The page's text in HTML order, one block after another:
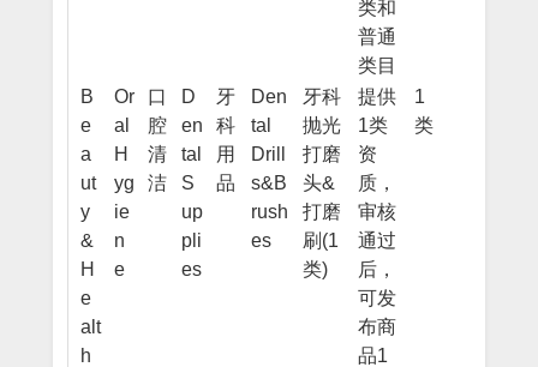
类和
普通
类目
B
e
a
ut
y
&
H
e
alt
h
Or
al
H
yg
ie
n
e
口
腔
清
洁
D
en
tal
S
up
pli
es
牙
科
用
品
Den
tal
Drill
s&B
rush
es
牙科
抛光
打磨
头&
打磨
刷(1
类)
提供
1类
资
质，
审核
通过
后，
可发
布商
品1
1
类